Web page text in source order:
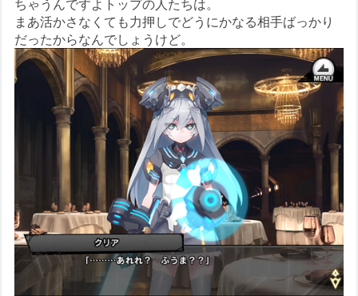
ちゃうんですよトップの人たちは。
まあ活かさなくても力押しでどうにかなる相手ばっかり
だったからなんでしょうけど。